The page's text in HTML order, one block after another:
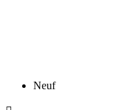
Neuf